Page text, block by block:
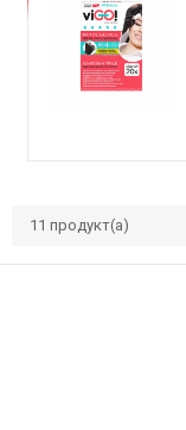
11 продукт(а)